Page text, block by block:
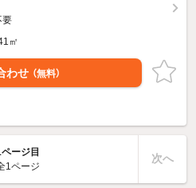
要
㎡
わせ （無料）
ージ目
1ページ
次へ